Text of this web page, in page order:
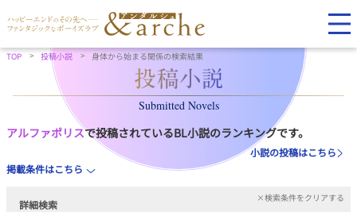
TOP 投稿小説 身体から始まる関係の検索結果
Submitted Novels
アルファポリスで投稿されているBL小説のランキングです。
小説の投稿はこちら
掲載条件はこちら
詳細検索
×検索条件をクリアする